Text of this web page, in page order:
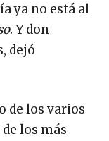
ya no está al
. Y don
dejó
de los varios
los más